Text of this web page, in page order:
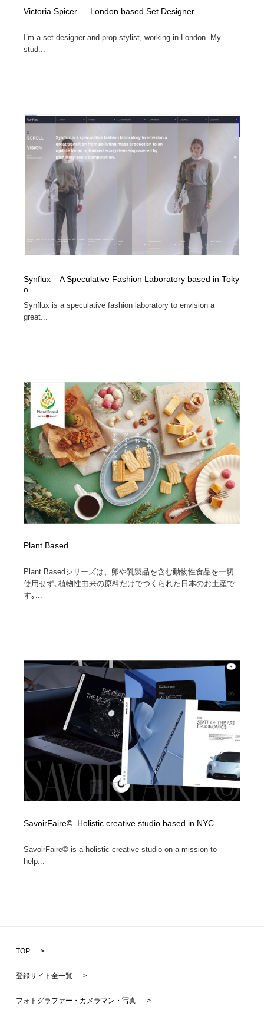
Victoria Spicer — London based Set Designer
I’m a set designer and prop stylist, working in London. My
stud...
Synflux – A Speculative Fashion Laboratory based in Toky
o
Synflux is a speculative fashion laboratory to envision a
great...
Plant Based
Plant Basedシリーズは、卵や乳製品を含む動物性食品を一切
使用せず､植物性由来の原料だけでつくられた日本のお土産で
す｡...
SavoirFaire©. Holistic creative studio based in NYC.
SavoirFaire© is a holistic creative studio on a mission to
help...
TOP >
登録サイト全一覧 >
フォトグラファー・カメラマン・写真 >